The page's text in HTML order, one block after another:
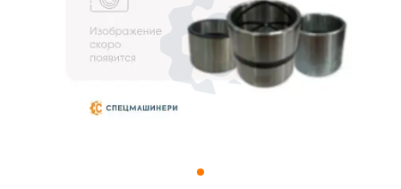
3D тур по складам
+7 (499) 394-50-93